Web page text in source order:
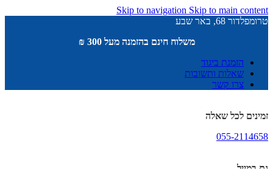
Skip to navigation Skip to main content
טרומפלדור 68, באר שבע
משלוח חינם בהזמנה מעל 300 ₪
הזמנת ביגוד
שאלות ותשובות
צרו קשר
זמינים לכל שאלה
055-2114658